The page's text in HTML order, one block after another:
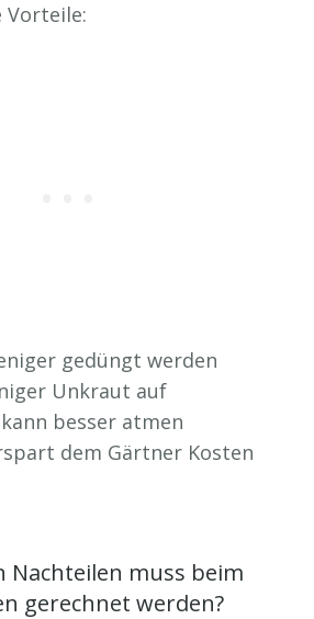
Vorteile:
gedüngt werden
Unkraut auf
besser atmen
dem Gärtner Kosten
Nachteilen muss beim
gerechnet werden?